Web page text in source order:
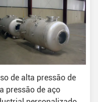
de alta pressão de
pressão de aço